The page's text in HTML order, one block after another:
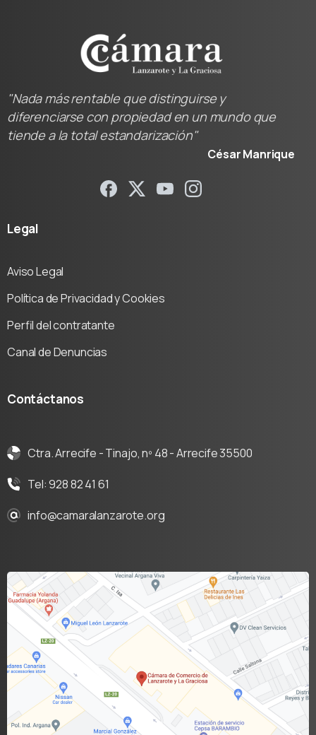
"Nada más rentable que distinguirse y
diferenciarse con propiedad en un mundo que
tiende a la total estandarización"
César Manrique
Legal
Aviso Legal
Política de Privacidad y Cookies
Perfil del contratante
Canal de Denuncias
Contáctanos
Ctra. Arrecife - Tinajo, nº 48 - Arrecife 35500
Tel: 928 82 41 61
info@camaralanzarote.org